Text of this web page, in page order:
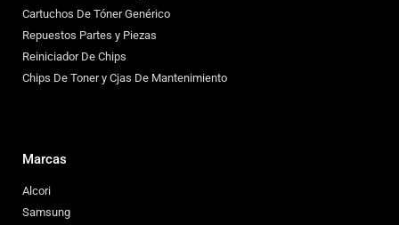
Cartuchos De Tóner Genérico
Repuestos Partes y Piezas
Reiniciador De Chips
Chips De Toner y Cjas De Mantenimiento
Marcas
Alcori
Samsung